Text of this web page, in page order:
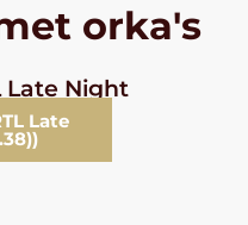
orka's
Late Night
Late